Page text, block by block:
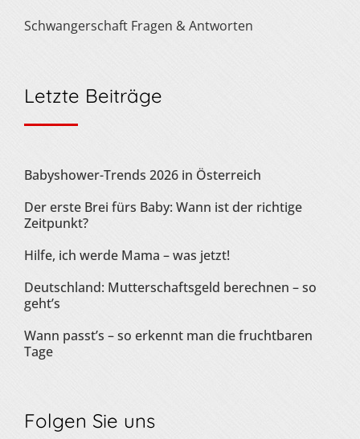
Schwangerschaft Fragen & Antworten
Letzte Beiträge
Babyshower-Trends 2026 in Österreich
Der erste Brei fürs Baby: Wann ist der richtige
Zeitpunkt?
Hilfe, ich werde Mama – was jetzt!
Deutschland: Mutterschaftsgeld berechnen – so
geht’s
Wann passt’s – so erkennt man die fruchtbaren
Tage
Folgen Sie uns